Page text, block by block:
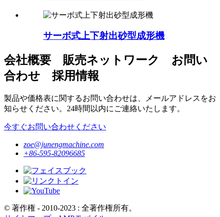
サーボ式上下射出砂型成形機
会社概要 販売ネットワーク お問い
合わせ 採用情報
製品や価格表に関するお問い合わせは、メールアドレスをお
知らせください。24時間以内にご連絡いたします。
今すぐお問い合わせください
zoe@junengmachine.com
+86-595-82096685
© 著作権 - 2010-2023 : 全著作権所有。